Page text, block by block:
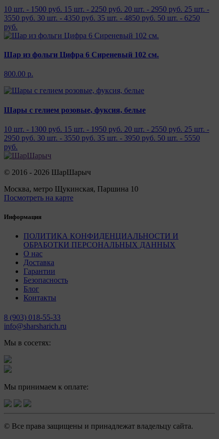
10 шт. - 1500 руб. 15 шт. - 2250 руб. 20 шт. - 2950 руб. 25 шт. -
3550 руб. 30 шт. - 4350 руб. 35 шт. - 4850 руб. 50 шт. - 6250
руб.
Шар из фольги Цифра 6 Сиреневый 102 см.
800.00 р.
Шары с гелием розовые, фуксия, белые
10 шт. - 1300 руб. 15 шт. - 1950 руб. 20 шт. - 2550 руб. 25 шт. -
2950 руб. 30 шт. - 3550 руб. 35 шт. - 3950 руб. 50 шт. - 5550
руб.
© 2016 - 2026 ШарШарыч
Москва, метро Щукинская, Паршина 10
Посмотреть на карте
Информация
ПОЛИТИКА КОНФИДЕНЦИАЛЬНОСТИ И
ОБРАБОТКИ ПЕРСОНАЛЬНЫХ ДАННЫХ
О нас
Доставка
Гарантии
Безопасность
Блог
Контакты
8 (903) 018-55-33
info@sharsharich.ru
Мы в сосетях:
Мы принимаем к оплате:
© Все права защищены и принадлежат владельцу сайта.